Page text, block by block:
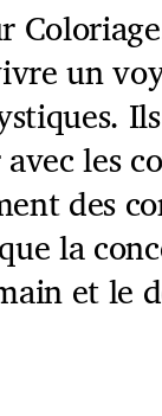
un
les
des
la
et le